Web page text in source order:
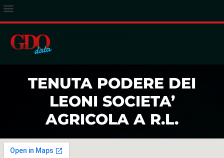
TENUTA PODERE DEI
LEONI SOCIETA’
AGRICOLA A R.L.